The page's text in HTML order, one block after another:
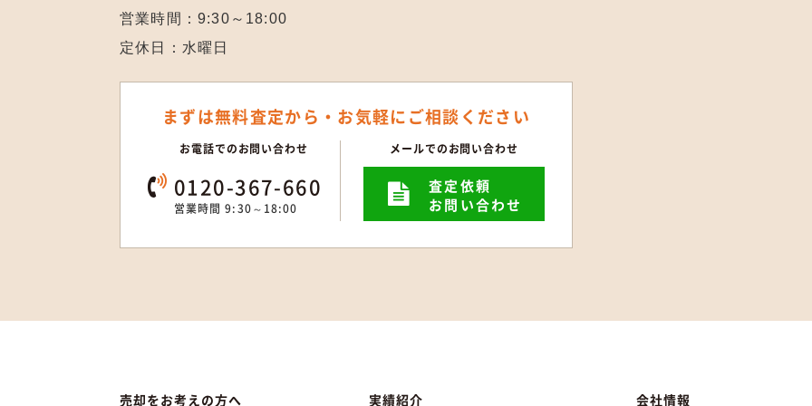
営業時間：9:30～18:00
定休日：水曜日
まずは無料査定から・ お気軽にご相談ください
お電話でのお問い合わせ
0120-367-660
営業時間 9:30～18:00
メールでのお問い合わせ
査定依頼
お問い合わせ
売却をお考えの方へ 実績紹介 会社情報